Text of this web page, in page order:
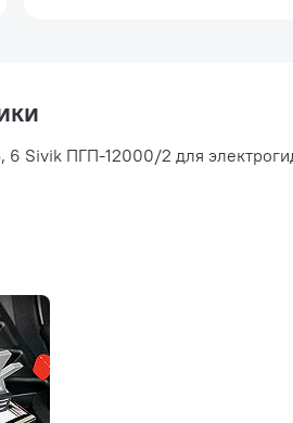
Sivik ПГП-12000/2 для